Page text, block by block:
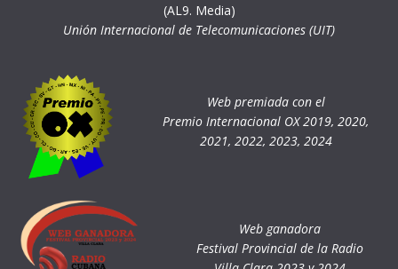
(AL9. Media)
Unión Internacional de Telecomunicaciones (UIT)
Web premiada con el
Premio Internacional OX 2019, 2020,
2021, 2022, 2023, 2024
Web ganadora
Festival Provincial de la Radio